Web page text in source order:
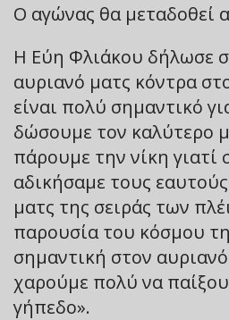
Ο αγώνας θα μεταδοθεί
Η Εύη Φλιάκου δήλωσε
αυριανό ματς κόντρα
είναι πολύ σημαντικό
δώσουμε τον καλύτερο
πάρουμε την νίκη γιατί
αδικήσαμε τους
ματς της σειράς των
παρουσία του κόσμου
σημαντική στον
χαρούμε πολύ να
γήπεδο».